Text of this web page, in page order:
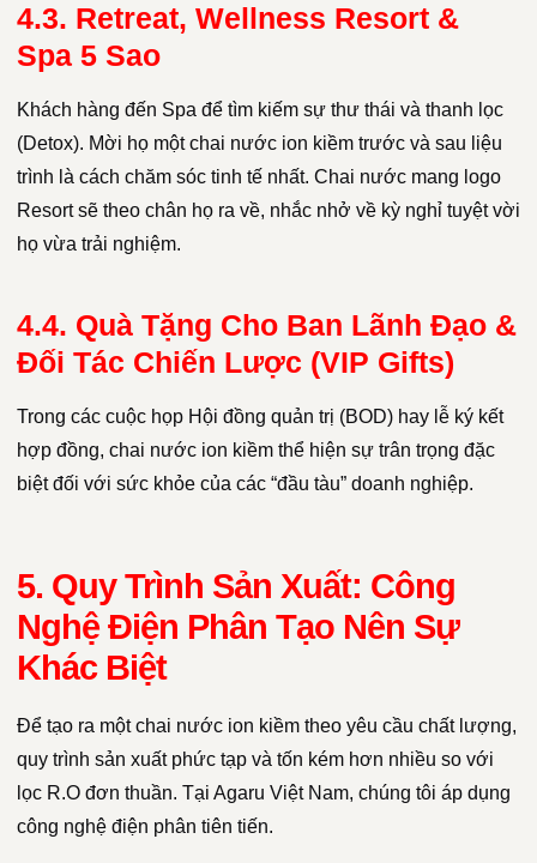
4.3. Retreat, Wellness Resort &
Spa 5 Sao
Khách hàng đến Spa để tìm kiếm sự thư thái và thanh lọc
(Detox). Mời họ một chai nước ion kiềm trước và sau liệu
trình là cách chăm sóc tinh tế nhất. Chai nước mang logo
Resort sẽ theo chân họ ra về, nhắc nhở về kỳ nghỉ tuyệt vời
họ vừa trải nghiệm.
4.4. Quà Tặng Cho Ban Lãnh Đạo &
Đối Tác Chiến Lược (VIP Gifts)
Trong các cuộc họp Hội đồng quản trị (BOD) hay lễ ký kết
hợp đồng, chai nước ion kiềm thể hiện sự trân trọng đặc
biệt đối với sức khỏe của các “đầu tàu” doanh nghiệp.
5. Quy Trình Sản Xuất: Công
Nghệ Điện Phân Tạo Nên Sự
Khác Biệt
Để tạo ra một chai nước ion kiềm theo yêu cầu chất lượng,
quy trình sản xuất phức tạp và tốn kém hơn nhiều so với
lọc R.O đơn thuần. Tại Agaru Việt Nam, chúng tôi áp dụng
công nghệ điện phân tiên tiến.